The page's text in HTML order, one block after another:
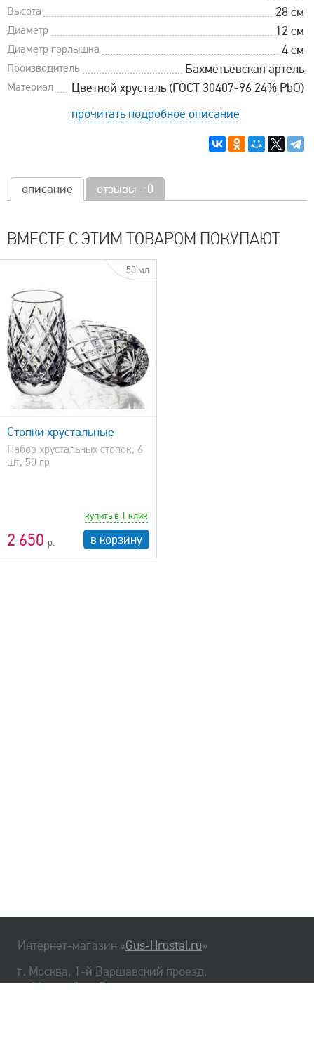
Высота 28 см
Диаметр 12 см
Диаметр горлышка 4 см
Производитель Бахметьевская артель
Материал
Цветной хрусталь (ГОСТ 30407-96 24% PbO)
прочитать подробное описание
описание отзывы - 0
ВМЕСТЕ С ЭТИМ ТОВАРОМ ПОКУПАЮТ
50 мл
Стопки хрустальные
Набор хрустальных стопок, 6
шт, 50 гр
2 650
купить в 1 клик
в корзину
Интернет-магазин «Gus-Hrustal.ru»
г. Москва, 1-й Варшавский проезд,
д. 1А, стр. 3, м. Варшавская